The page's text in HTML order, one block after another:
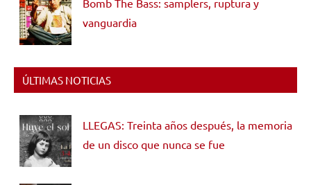
vanguardia
ÚLTIMAS NOTICIAS
LLEGAS: Treinta años después, la memoria
de un disco que nunca se fue